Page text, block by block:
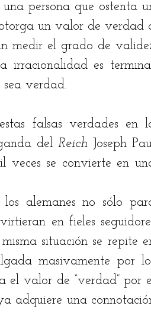
persona que ostenta
un valor de verdad
medir el grado de
irracionalidad es
verdad.
falsas verdades en
del Reich Joseph
veces se convierte en
alemanes no sólo
en fieles
situación se repite
masivamente por
el valor de “verdad” por
adquiere una